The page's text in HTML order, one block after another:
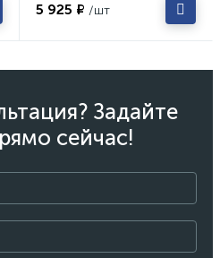
5 925 ₽ /шт
Задайте
сейчас!